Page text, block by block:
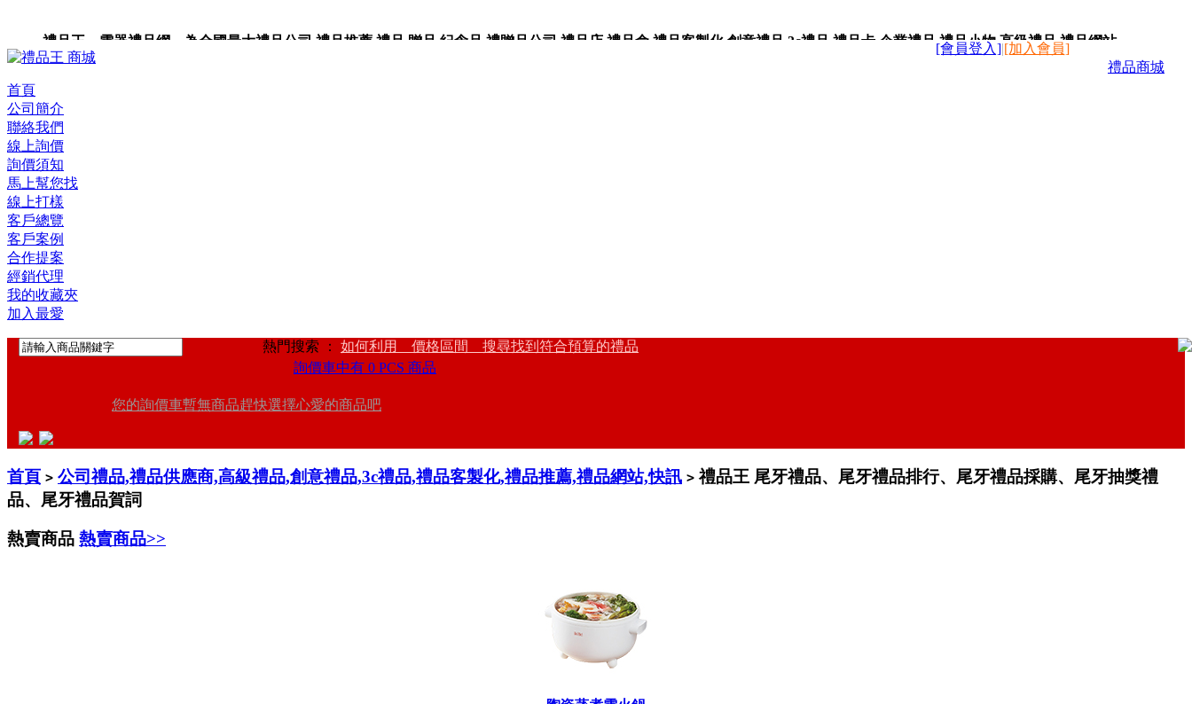
禮品王 電器禮品網 為全國最大禮品公司,禮品推薦,禮品,贈品,紀念品,禮贈品公司,禮品店,禮品盒,禮品客製化,創意禮品,3c禮品,禮品卡,企業禮品,禮品小物,高級禮品,禮品網站。
禮品商城
[會員登入]|[加入會員]
首頁
公司簡介
聯絡我們
線上詢價
詢價須知
馬上幫您找
線上打樣
客戶總覽
客戶案例
合作提案
經銷代理
我的收藏夾
加入最愛
熱門搜索 ： 如何利用 價格區間 搜尋找到符合預算的禮品
詢價車中有 0 PCS 商品
您的詢價車暫無商品趕快選擇心愛的商品吧
首頁 > 公司禮品,禮品供應商,高級禮品,創意禮品,3c禮品,禮品客製化,禮品推薦,禮品網站,快訊 > 禮品王 尾牙禮品、尾牙禮品排行、尾牙禮品採購、尾牙抽獎禮
品、尾牙禮品賀詞
熱賣商品 熱賣商品>>